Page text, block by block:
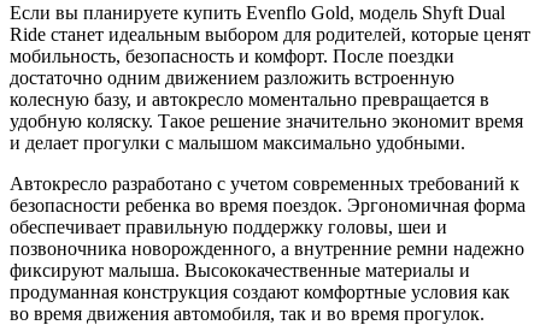
Если вы планируете купить Evenflo Gold, модель Shyft Dual
Ride станет идеальным выбором для родителей, которые ценят
мобильность, безопасность и комфорт. После поездки
достаточно одним движением разложить встроенную
колесную базу, и автокресло моментально превращается в
удобную коляску. Такое решение значительно экономит время
и делает прогулки с малышом максимально удобными.
Автокресло разработано с учетом современных требований к
безопасности ребенка во время поездок. Эргономичная форма
обеспечивает правильную поддержку головы, шеи и
позвоночника новорожденного, а внутренние ремни надежно
фиксируют малыша. Высококачественные материалы и
продуманная конструкция создают комфортные условия как
во время движения автомобиля, так и во время прогулок.